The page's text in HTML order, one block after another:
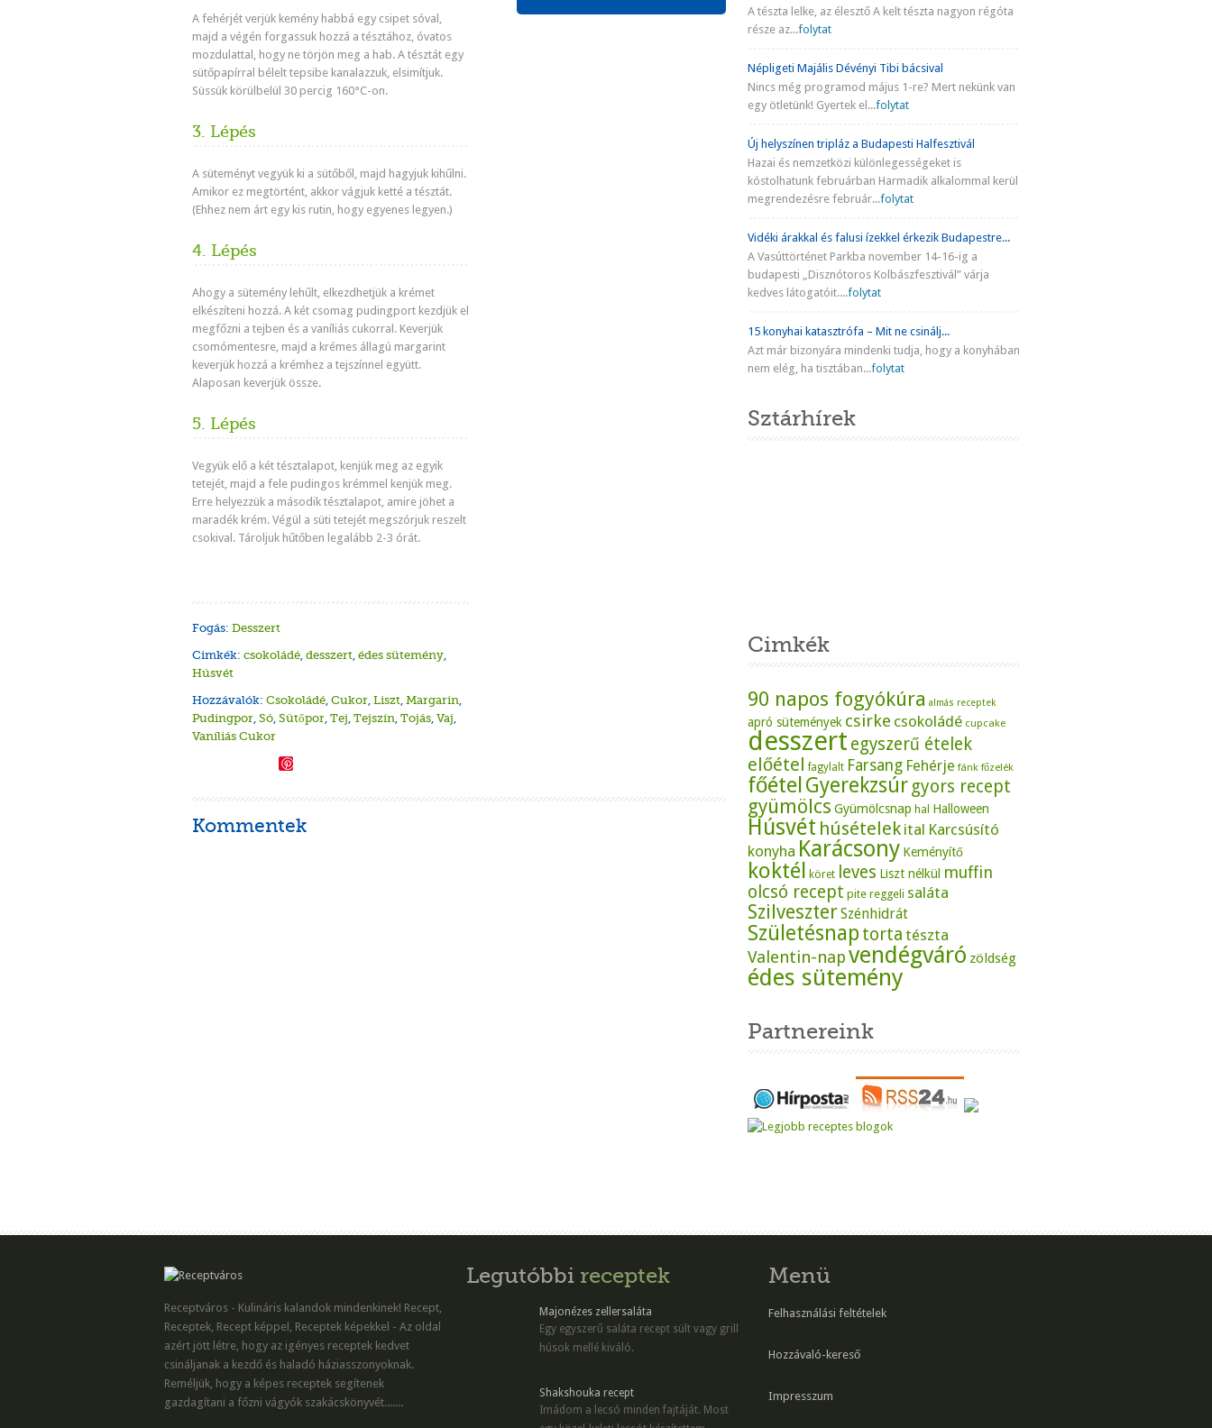
A fehérjét verjük kemény habbá egy csipet sóval,
majd a végén forgassuk hozzá a tésztához, óvatos
mozdulattal, hogy ne törjön meg a hab. A tésztát egy
sütőpapírral bélelt tepsibe kanalazzuk, elsimítjuk.
Süssük körülbelül 30 percig 160°C-on.
3. Lépés
A süteményt vegyük ki a sütőből, majd hagyjuk kihűlni.
Amikor ez megtörtént, akkor vágjuk ketté a tésztát.
(Ehhez nem árt egy kis rutin, hogy egyenes legyen.)
4. Lépés
Ahogy a sütemény lehűlt, elkezdhetjük a krémet
elkészíteni hozzá. A két csomag pudingport kezdjük el
megfőzni a tejben és a vaníliás cukorral. Keverjük
csomómentesre, majd a krémes állagú margarint
keverjük hozzá a krémhez a tejszínnel együtt.
Alaposan keverjük össze.
5. Lépés
Vegyük elő a két tésztalapot, kenjük meg az egyik
tetejét, majd a fele pudingos krémmel kenjük meg.
Erre helyezzük a második tésztalapot, amire jöhet a
maradék krém. Végül a süti tetejét megszórjuk reszelt
csokival. Tároljuk hűtőben legalább 2-3 órát.
Fogás: Desszert
Cimkék: csokoládé, desszert, édes sütemény,
Húsvét
Hozzávalók: Csokoládé, Cukor, Liszt, Margarin,
Pudingpor, Só, Sütőpor, Tej, Tejszín, Tojás, Vaj,
Vaníliás Cukor
Kommentek
A tészta lelke, az élesztő A kelt tészta nagyon régóta
része az...folytat
Népligeti Majális Dévényi Tibi bácsival
Nincs még programod május 1-re? Mert nekünk van
egy ötletünk! Gyertek el...folytat
Új helyszínen tripláz a Budapesti Halfesztivál
Hazai és nemzetközi különlegességeket is
kóstolhatunk februárban Harmadik alkalommal kerül
megrendezésre február...folytat
Vidéki árakkal és falusi ízekkel érkezik Budapestre...
A Vasúttörténet Parkba november 14-16-ig a
budapesti „Disznótoros Kolbászfesztivál” várja
kedves látogatóit....folytat
15 konyhai katasztrófa – Mit ne csinálj...
Azt már bizonyára mindenki tudja, hogy a konyhában
nem elég, ha tisztában...folytat
Sztárhírek
Cimkék
90 napos fogyókúra almás receptek
apró sütemények csirke csokoládé cupcake
desszert egyszerű ételek
előétel fagylalt Farsang Fehérje fánk főzelék
főétel Gyerekzsúr gyors recept
gyümölcs Gyümölcsnap hal Halloween
Húsvét húsételek ital Karcsúsító
konyha Karácsony Keményítő
koktél köret leves Liszt nélkül muffin
olcsó recept pite reggeli saláta
SzilveszterSzénhidrát
Születésnap torta tészta
Valentin-napvendégváró zöldség
édes sütemény
Partnereink
Receptváros - Kulináris kalandok mindenkinek! Recept,
Receptek, Recept képpel, Receptek képekkel - Az oldal
azért jött létre, hogy az igényes receptek kedvet
csináljanak a kezdő és haladó háziasszonyoknak.
Reméljük, hogy a képes receptek segítenek
gazdagítani a főzni vágyók szakácskönyvét.......
Legutóbbi receptek
Majonézes zellersaláta
Egy egyszerű saláta recept sült vagy grill
húsok mellé kiváló.
Shakshouka recept
Imádom a lecsó minden fajtáját. Most
Menü
Felhasználási feltételek
Hozzávaló-kereső
Impresszum